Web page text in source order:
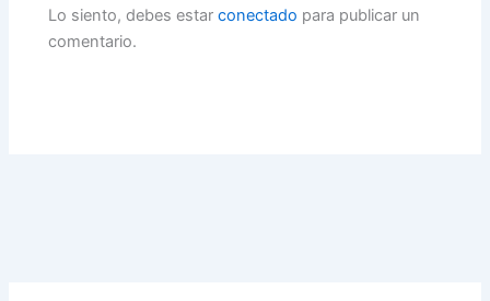
Lo siento, debes estarconectado para publicar un
comentario.